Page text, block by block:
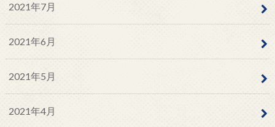
2021年7月
2021年6月
2021年5月
2021年4月